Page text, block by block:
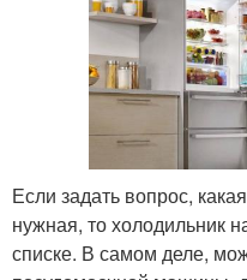
Если задать вопрос,
нужная, то холодильник
списке. В самом деле,